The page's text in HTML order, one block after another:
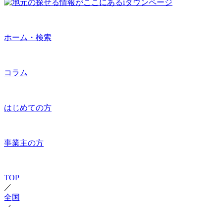
ホーム・検索
コラム
はじめての方
事業主の方
TOP
／
全国